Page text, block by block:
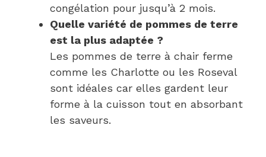
congélation pour jusqu’à 2 mois.
Quelle variété de pommes de terre
est la plus adaptée ?
Les pommes de terre à chair ferme
comme les Charlotte ou les Roseval
sont idéales car elles gardent leur
forme à la cuisson tout en absorbant
les saveurs.